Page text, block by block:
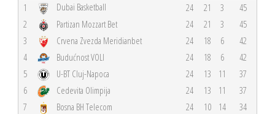
1 Dubai Basketball 24 21 3
45
2
Partizan Mozzart Bet 24 21 3
45
3
Crvena Zvezda Meridianbet 24 18 6
42
4
Budućnost VOLI 24 18 6
42
5
U-BT Cluj-Napoca 24 13 11
37
6
Cedevita Olimpija 24 13 11
37
7
Bosna BH Telecom 24 10 14
34